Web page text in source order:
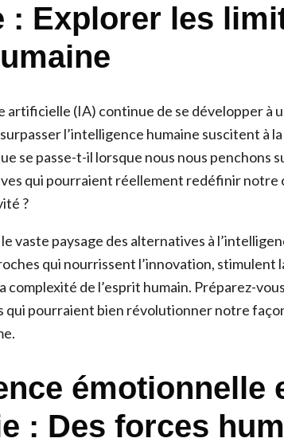
: Explorer les
artificielle (IA) continue de se développer à
l’intelligence humaine suscitent à
se passe-t-il lorsque nous nous penchons
qui pourraient réellement redéfinir notre
?
vaste paysage des alternatives à
qui nourrissent l’innovation, stimulent
complexité de l’esprit humain. Préparez-
qui pourraient bien révolutionner notre
émotionnelle
: Des forces